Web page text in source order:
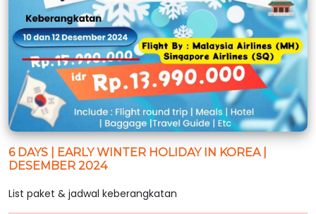
6 DAYS | EARLY WINTER HOLIDAY IN KOREA |
DESEMBER 2024
List paket & jadwal keberangkatan